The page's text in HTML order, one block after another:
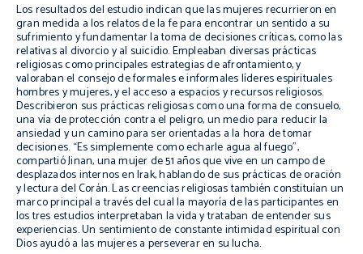
Los resultados del estudio indican que las mujeres recurrieron en
gran medida a los relatos de la fe para encontrar un sentido a su
sufrimiento y fundamentar la toma de decisiones críticas, como las
relativas al divorcio y al suicidio. Empleaban diversas prácticas
religiosas como principales estrategias de afrontamiento, y
valoraban el consejo de formales e informales líderes espirituales
hombres y mujeres, y el acceso a espacios y recursos religiosos.
Describieron sus prácticas religiosas como una forma de consuelo,
una vía de protección contra el peligro, un medio para reducir la
ansiedad y un camino para ser orientadas a la hora de tomar
decisiones. “Es simplemente como echarle agua al fuego”,
compartió Jinan, una mujer de 51 años que vive en un campo de
desplazados internos en Irak, hablando de sus prácticas de oración
y lectura del Corán. Las creencias religiosas también constituían un
marco principal a través del cual la mayoría de las participantes en
los tres estudios interpretaban la vida y trataban de entender sus
experiencias. Un sentimiento de constante intimidad espiritual con
Dios ayudó a las mujeres a perseverar en su lucha.